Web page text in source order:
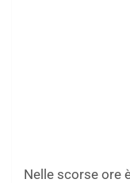
Nelle scorse ore